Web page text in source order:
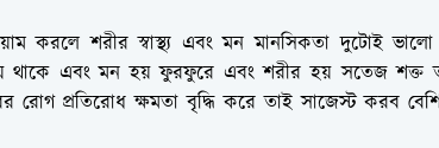
করলে শরীর স্বাস্থ্য এবং মন মানসিকতা দুটোই ভালো
এবং মন হয় ফুরফুরে এবং শরীর হয় সতেজ শক্ত
রোগ প্রতিরোধ ক্ষমতা বৃদ্ধি করে তাই সাজেস্ট করব বেশি